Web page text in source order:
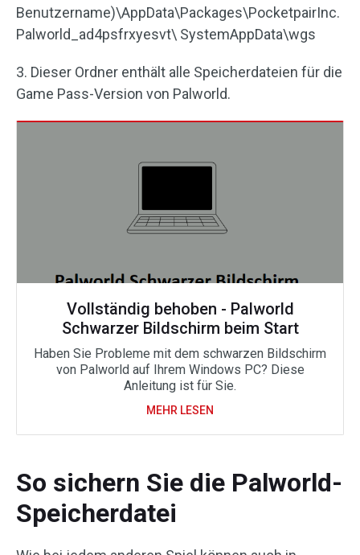
Benutzername)\AppData\Packages\PocketpairInc.
Palworld_ad4psfrxyesvt\ SystemAppData\wgs
3. Dieser Ordner enthält alle Speicherdateien für die
Game Pass-Version von Palworld.
Vollständig behoben - Palworld
Schwarzer Bildschirm beim Start
Haben Sie Probleme mit dem schwarzen Bildschirm
von Palworld auf Ihrem Windows PC? Diese
Anleitung ist für Sie.
MEHR LESEN
So sichern Sie die Palworld-
Speicherdatei